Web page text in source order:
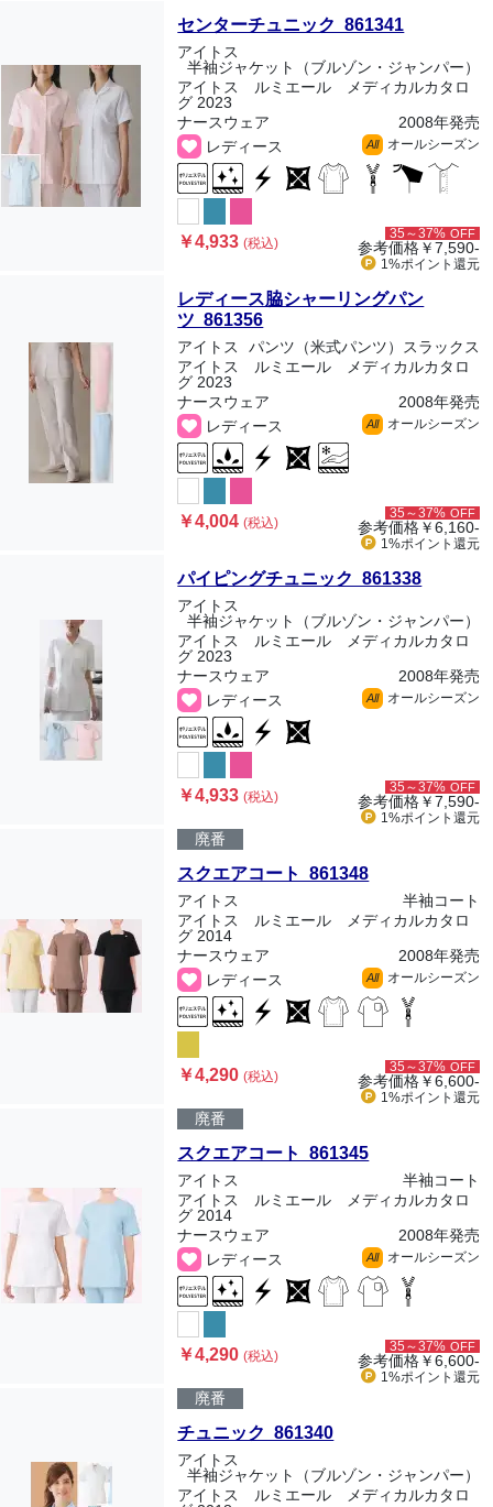
センターチュニック 861341
アイトス
半袖ジャケット（ブルゾン・ジャンパー）
アイトス ルミエール メディカルカタロ
グ 2023
ナースウェア
2008年発売
レディース
All オールシーズン
￥4,933(税込)
35～37% OFF
参考価格￥7,590-
1%ポイント 還元
レディース脇シャーリングパン
ツ 861356
アイトス
パンツ（米式パンツ）スラックス
アイトス ルミエール メディカルカタロ
グ 2023
ナースウェア
2008年発売
レディース
All オールシーズン
￥4,004(税込)
35～37% OFF
参考価格￥6,160-
1%ポイント 還元
パイピングチュニック 861338
アイトス
半袖ジャケット（ブルゾン・ジャンパー）
アイトス ルミエール メディカルカタロ
グ 2023
ナースウェア
2008年発売
レディース
All オールシーズン
￥4,933(税込)
35～37% OFF
参考価格￥7,590-
1%ポイント 還元
廃番
スクエアコート 861348
アイトス
半袖コート
アイトス ルミエール メディカルカタロ
グ 2014
ナースウェア
2008年発売
レディース
All オールシーズン
￥4,290(税込)
35～37% OFF
参考価格￥6,600-
1%ポイント 還元
廃番
スクエアコート 861345
アイトス
半袖コート
アイトス ルミエール メディカルカタロ
グ 2014
ナースウェア
2008年発売
レディース
All オールシーズン
￥4,290(税込)
35～37% OFF
参考価格￥6,600-
1%ポイント 還元
廃番
チュニック 861340
アイトス
半袖ジャケット（ブルゾン・ジャンパー）
アイトス ルミエール メディカルカタロ